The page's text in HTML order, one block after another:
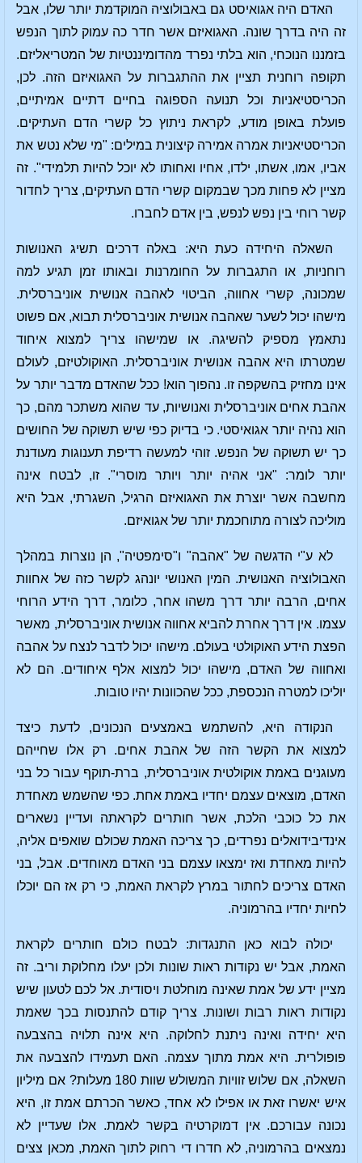
האדם היה אגואיסט גם באבולוציה המוקדמת יותר שלו, אבל
זה היה בדרך שונה. האגואיזם אשר חדר כה עמוק לתוך הנפש
בזמננו הנוכחי, הוא בלתי נפרד מהדומיננטיות של המטריאליזם.
תקופה רוחנית תציין את ההתגברות על האגואיזם הזה. לכן,
הכריסטיאניות וכל תנועה הספוגה בחיים דתיים אמיתיים,
פועלת באופן מודע, לקראת ניתוץ כל קשרי הדם העתיקים.
הכריסטיאניות אמרה אמירה קיצונית במילים: "מי שלא נטש את
אביו, אמו, אשתו, ילדו, אחיו ואחותו לא יוכל להיות תלמידי". זה
מציין לא פחות מכך שבמקום קשרי הדם העתיקים, צריך לחדור
קשר רוחי בין נפש לנפש, בין אדם לחברו.
השאלה היחידה כעת היא: באלה דרכים תשיג האנושות
רוחניות, או התגברות על החומרנות ובאותו זמן תגיע למה
שמכונה, קשרי אחווה, הביטוי לאהבה אנושית אוניברסלית.
מישהו יכול לשער שאהבה אנושית אוניברסלית תבוא, אם פשוט
נתאמץ מספיק להשיגה. או שמישהו צריך למצוא איחוד
שמטרתו היא אהבה אנושית אוניברסלית. האוקולטיזם, לעולם
אינו מחזיק בהשקפה זו. נהפוך הוא! ככל שהאדם מדבר יותר על
אהבת אחים אוניברסלית ואנושיות, עד שהוא משתכר מהם, כך
הוא נהיה יותר אגואיסטי. כי בדיוק כפי שיש תשוקה של החושים
כך יש תשוקה של הנפש. זוהי למעשה רדיפת תענוגות מעודנת
יותר לומר: "אני אהיה יותר ויותר מוסרי". זו, לבטח אינה
מחשבה אשר יוצרת את האגואיזם הרגיל, השגרתי, אבל היא
מוליכה לצורה מתוחכמת יותר של אגואיזם.
לא ע"י הדגשה של "אהבה" ו"סימפטיה", הן נוצרות במהלך
האבולוציה האנושית. המין האנושי יונהג לקשר כזה של אחוות
אחים, הרבה יותר דרך משהו אחר, כלומר, דרך הידע הרוחי
עצמו. אין דרך אחרת להביא אחווה אנושית אוניברסלית, מאשר
הפצת הידע האוקולטי בעולם. מישהו יכול לדבר לנצח על אהבה
ואחווה של האדם, מישהו יכול למצוא אלף איחודים. הם לא
יוליכו למטרה הנכספת, ככל שהכוונות יהיו טובות.
הנקודה היא, להשתמש באמצעים הנכונים, לדעת כיצד
למצוא את הקשר הזה של אהבת אחים. רק אלו שחייהם
מעוגנים באמת אוקולטית אוניברסלית, ברת-תוקף עבור כל בני
האדם, מוצאים עצמם יחדיו באמת אחת. כפי שהשמש מאחדת
את כל כוכבי הלכת, אשר חותרים לקראתה ועדיין נשארים
אינדיבידואלים נפרדים, כך צריכה האמת שכולם שואפים אליה,
להיות מאחדת ואז ימצאו עצמם בני האדם מאוחדים. אבל, בני
האדם צריכים לחתור במרץ לקראת האמת, כי רק אז הם יוכלו
לחיות יחדיו בהרמוניה.
יכולה לבוא כאן התנגדות: לבטח כולם חותרים לקראת
האמת, אבל יש נקודות ראות שונות ולכן יעלו מחלוקת וריב. זה
מציין ידע של אמת שאינה מוחלטת ויסודית. אל לכם לטעון שיש
נקודות ראות רבות ושונות. צריך קודם להתנסות בכך שאמת
היא יחידה ואינה ניתנת לחלוקה. היא אינה תלויה בהצבעה
פופולרית. היא אמת מתוך עצמה. האם תעמידו להצבעה את
השאלה, אם שלוש זוויות המשולש שוות 180 מעלות? אם מיליון
איש יאשרו זאת או אפילו לא אחד, כאשר הכרתם אמת זו, היא
נכונה עבורכם. אין דמוקרטיה בקשר לאמת. אלו שעדיין לא
נמצאים בהרמוניה, לא חדרו די רחוק לתוך האמת, מכאן צצים